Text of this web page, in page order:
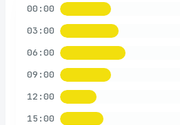
00:00
03:00
06:00
09:00
12:00
15:00